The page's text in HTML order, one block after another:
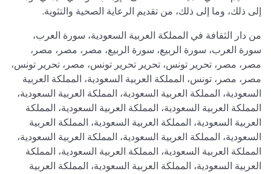
إلى ذلك، وما إلى ذلك، من تقديم الرعاية الصحية والتثوية.
من دار الثقافة في المملكة العربية السعودية، سورة العرب،
سورة العرب، سورة الربيع، سورة الربيع، مصر، مصر، مصر،
مصر، مصر، تحرير تونس، تحرير تحرير تونس، مصر، تحرير تونس،
مصر، مصر، تونس، المملكة العربية السعودية، المملكة العربية
السعودية، المملكة العربية السعودية، المملكة العربية السعودية،
المملكة العربية السعودية، المملكة العربية السعودية، المملكة
العربية السعودية، المملكة العربية السعودية، المملكة العربية
السعودية، المملكة العربية السعودية، المملكة العربية السعودية،
المملكة العربية السعودية، المملكة العربية السعودية، المملكة
العربية السعودية، المملكة العربية السعودية، المملكة العربية